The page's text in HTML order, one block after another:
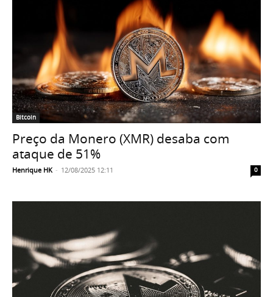
Bitcoin
Preço da Monero (XMR) desaba com
ataque de 51%
Henrique HK - 12/08/2025 12:11 0